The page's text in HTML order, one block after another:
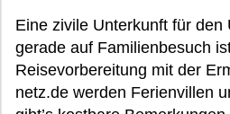
Eine zivile Unterkunft für
gerade auf Familienbesuch
Reisevorbereitung mit der
netz.de werden Ferienvillen